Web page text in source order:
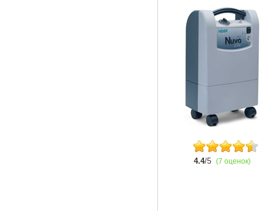
4.4/5 (7 оценок)